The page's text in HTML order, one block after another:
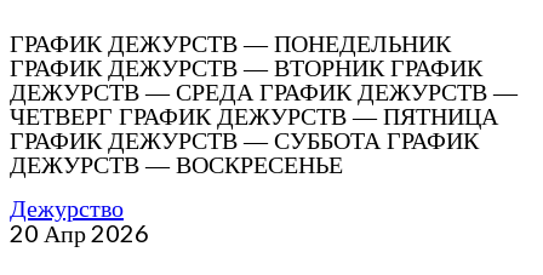
ГРАФИК ДЕЖУРСТВ — ПОНЕДЕЛЬНИК
ГРАФИК ДЕЖУРСТВ — ВТОРНИК ГРАФИК
ДЕЖУРСТВ — СРЕДА ГРАФИК ДЕЖУРСТВ —
ЧЕТВЕРГ ГРАФИК ДЕЖУРСТВ — ПЯТНИЦА
ГРАФИК ДЕЖУРСТВ — СУББОТА ГРАФИК
ДЕЖУРСТВ — ВОСКРЕСЕНЬЕ
Дежурство
20 Апр 2026